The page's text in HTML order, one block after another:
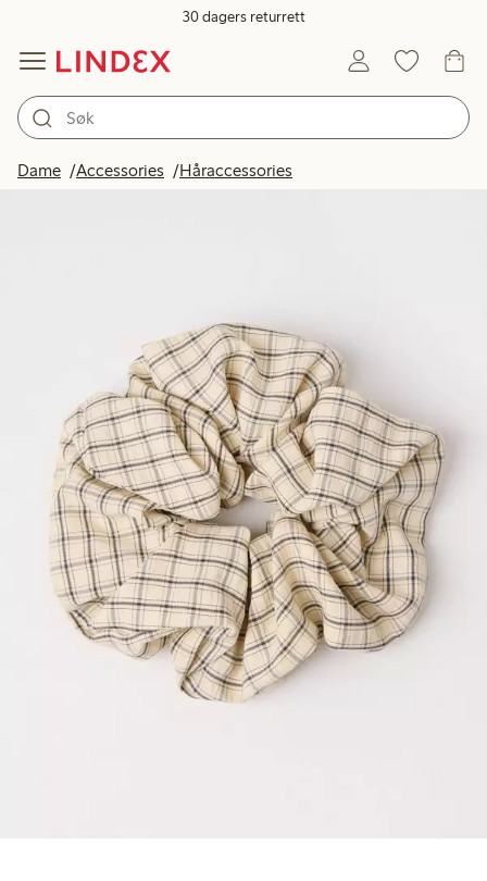
30 dagers returrett
Dame Accessories Håraccessories